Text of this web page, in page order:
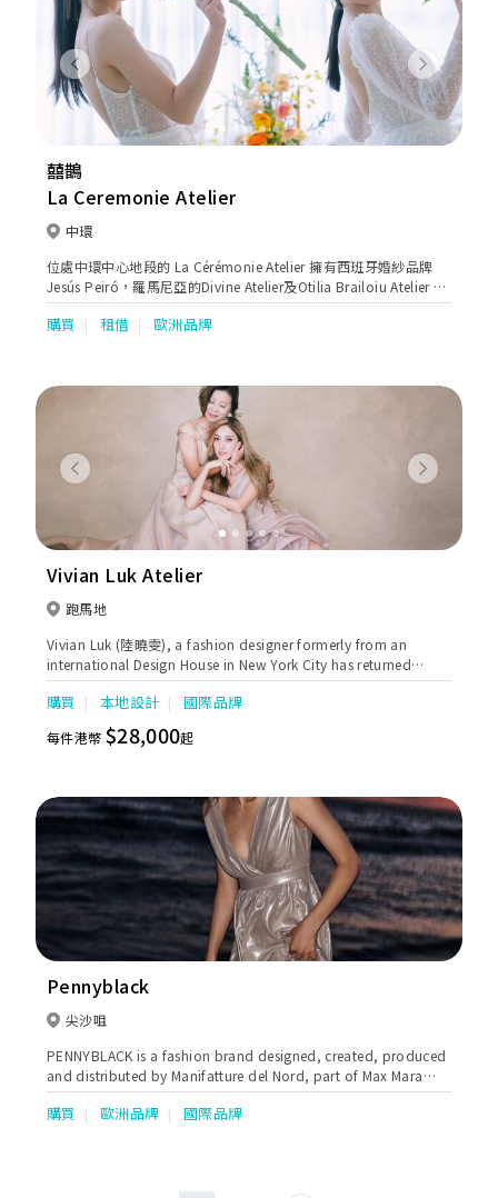
Previous Next
囍鵲
La Ceremonie Atelier
中環
位處中環中心地段的 La Cérémonie Atelier 擁有西班牙婚紗品牌
Jesús Peiró，羅馬尼亞的Divine Atelier及Otilia Brailoiu Atelier 的
香港區獨家代理權，並特別推出「三 代傳承‧BESPOKE 訂製服
務」，為新娘子、媽媽及花女 提供專業及貼心的訂製服務，傳承幸
購買 租借 歐洲品牌
Previous Next
Vivian Luk Atelier
跑馬地
Vivian Luk (陸曉雯), a fashion designer formerly from an
international Design House in New York City has returned
home to Asia to create her own collection of exquisite Bridal
and Evening gowns.
購買 本地設計 國際品牌
每件港幣 $28,000起
Pennyblack
尖沙咀
PENNYBLACK is a fashion brand designed, created, produced
and distributed by Manifatture del Nord, part of Max Mara
Fashion Group.
購買 歐洲品牌 國際品牌